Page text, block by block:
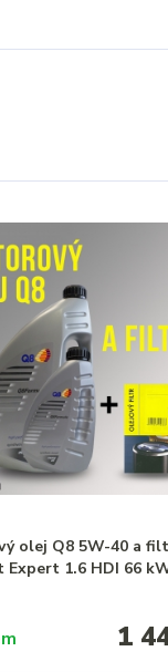
olej Q8 5W-40 a
Expert 1.6 HDI 66
1